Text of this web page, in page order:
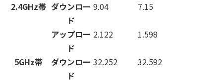
2.4GHz帯 ダウンロー
ド
9.04 7.15
アップロー
ド
2.122 1.598
5GHz帯
ダウンロー
ド
32.252 32.592